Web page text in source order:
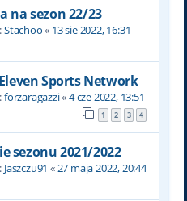
na sezon 22/23
Stachoo« 13 sie 2022, 16:31
Sports Network
forzaragazzi«4 cze 2022, 13:51
1 2 3 4
sezonu 2021/2022
Jaszczu91 «27 maja 2022, 20:44